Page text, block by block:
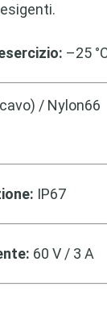
–25
/ Nylon66
IP67
60 V / 3 A